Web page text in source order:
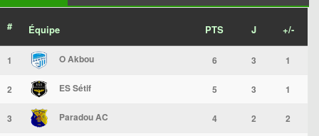
# Équipe PTS J +/-
1 O Akbou 6 3 1
2 ES Sétif 5 3 1
3 Paradou AC 4 2 2